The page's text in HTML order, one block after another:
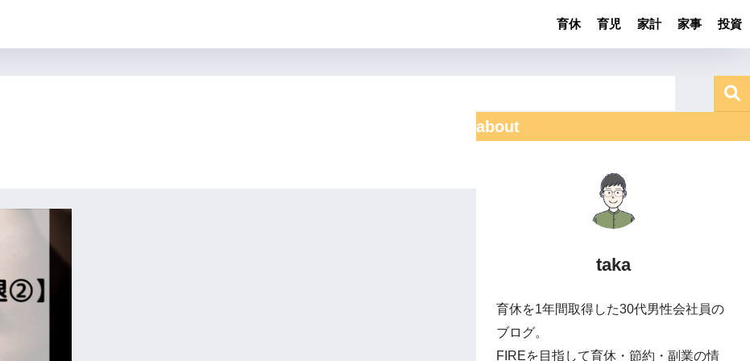
育休 育児 家計 家事 投資
about
taka
育休を1年間取得した30代男性会社員の
ブログ。
FIREを目指して育休・節約・副業の情